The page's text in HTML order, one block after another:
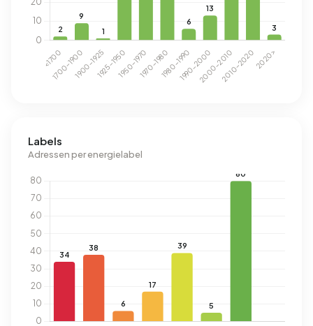
Labels
Adressen per energielabel